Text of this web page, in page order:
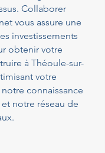
Collaborer
vous assure une
investissements
obtenir votre
à Théoule-sur-
votre
connaissance
notre réseau de